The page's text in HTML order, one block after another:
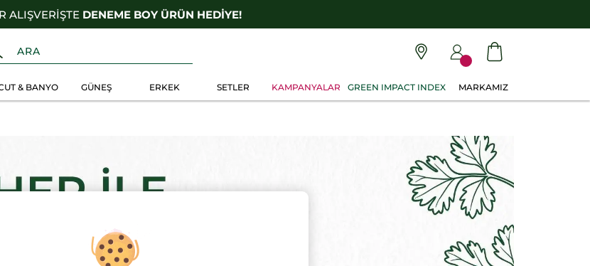
ALIŞVERİŞTE DENEME BOY ÜRÜN HEDİYE!
& BANYO GÜNEŞ ERKEK SETLER KAMPANYALAR GREEN IMPACT INDEX MARKAMIZ